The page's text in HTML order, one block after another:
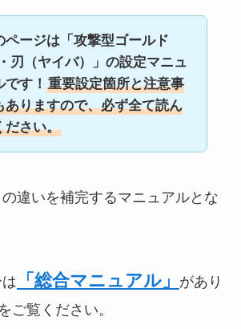
ページは「攻撃型ゴールド
刃（ヤイバ）」の設定マニュ
です！ 重要設定箇所と注意事
ありますので、必ず全て読ん
ださい。
違いを補完するマニュアルとな
「総合マニュアル」
があり
ご覧ください。